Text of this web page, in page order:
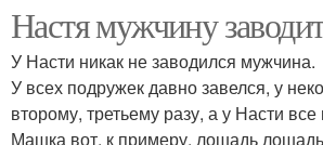
Настя мужчину
У Насти никак не заводился мужчина.
У всех подружек давно завелся, у
второму, третьему разу, а у Насти все
Машка вот, к примеру, лошадь